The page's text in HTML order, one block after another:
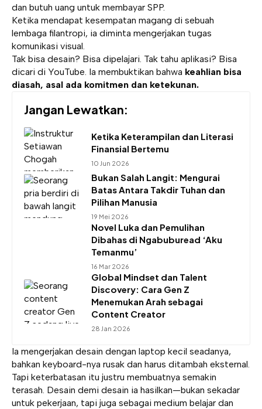
dan butuh uang untuk membayar SPP.
Ketika mendapat kesempatan magang di sebuah
lembaga filantropi, ia diminta mengerjakan tugas
komunikasi visual.
Tak bisa desain? Bisa dipelajari. Tak tahu aplikasi? Bisa
dicari di YouTube. Ia membuktikan bahwa keahlian bisa
diasah, asal ada komitmen dan ketekunan.
Jangan Lewatkan:
Ketika Keterampilan dan Literasi
Finansial Bertemu
10 Jun 2026
Bukan Salah Langit: Mengurai
Batas Antara Takdir Tuhan dan
Pilihan Manusia
19 Mei 2026
Novel Luka dan Pemulihan
Dibahas di Ngabuburead ‘Aku
Temanmu’
16 Mar 2026
Global Mindset dan Talent
Discovery: Cara Gen Z
Menemukan Arah sebagai
Content Creator
28 Jan 2026
Ia mengerjakan desain dengan laptop kecil seadanya,
bahkan keyboard-nya rusak dan harus ditambah eksternal.
Tapi keterbatasan itu justru membuatnya semakin
terasah. Desain demi desain ia hasilkan—bukan sekadar
untuk pekerjaan, tapi juga sebagai medium belajar dan